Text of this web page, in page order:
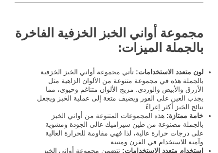
مجموعة أواني الخبز الخزفية الفاخرة
بالجملة الميزات:
لون متعدد الاستخدامات: تأتي مجموعة أواني الخبز الخزفية
بالجملة هذه في مجموعة متنوعة من الألوان الزاهية مثل
الأزرق والأبيض والوردي. مزيج الألوان متناغم وحيوي، مما
يجذب العين على الفور ويضيف متعة إلى عملية الخبز ويجعل
نتائج الخبز أكثر إغراءً.
خامة ممتازة: هذه المجموعات المتنوعة من أواني الخبز
بالجملة مصنوعة من طين سيراميك عالي الجودة ومشوية
على درجات حرارة عالية، لذا فهي مقاومة للحرارة العالية
وآمنة للاستخدام في الفرن ومتينة.
استخدام متعدد الاستخدامات: تتضمن مجموعة أواني الخبز